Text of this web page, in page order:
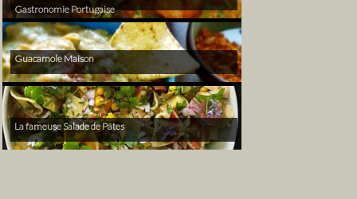
Gastronomie Portugaise
Guacamole Maison
La fameuse Salade de Pâtes